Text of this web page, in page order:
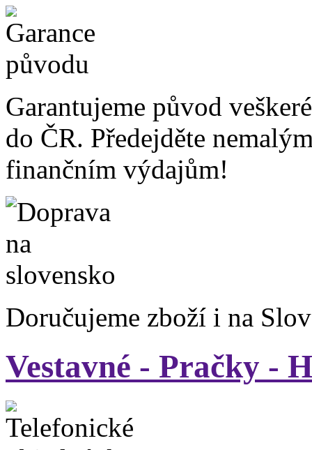
Garantujeme původ
do ČR. Předejděte
finančním výdajům!
Doručujeme zboží i na
Vestavné - Pračky -